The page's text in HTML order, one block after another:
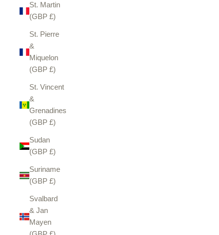
St. Martin
(GBP £)
St. Pierre
&
Miquelon
(GBP £)
St. Vincent
&
Grenadines
(GBP £)
Sudan
(GBP £)
Suriname
(GBP £)
Svalbard
& Jan
Mayen